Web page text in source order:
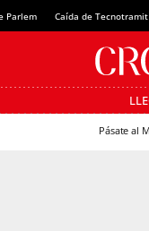
Parlem Caída de Tecnotramit
Pásate al